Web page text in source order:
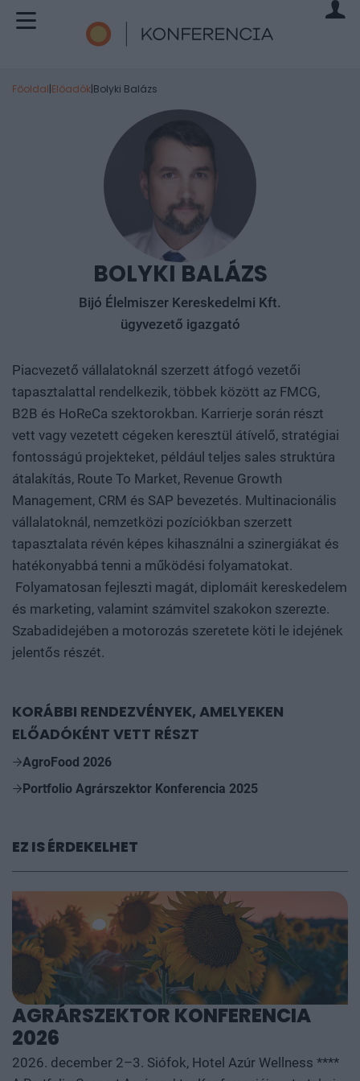
Főoldal|Előadók|Bolyki Balázs
BOLYKI BALÁZS
Bijó Élelmiszer Kereskedelmi Kft.
ügyvezető igazgató
Piacvezető vállalatoknál szerzett átfogó vezetői
tapasztalattal rendelkezik, többek között az FMCG,
B2B és HoReCa szektorokban. Karrierje során részt
vett vagy vezetett cégeken keresztül átívelő, stratégiai
fontosságú projekteket, például teljes sales struktúra
átalakítás, Route To Market, Revenue Growth
Management, CRM és SAP bevezetés. Multinacionális
vállalatoknál, nemzetközi pozíciókban szerzett
tapasztalata révén képes kihasználni a szinergiákat és
hatékonyabbá tenni a működési folyamatokat.
Folyamatosan fejleszti magát, diplomáit kereskedelem
és marketing, valamint számvitel szakokon szerezte.
Szabadidejében a motorozás szeretete köti le idejének
jelentős részét.
KORÁBBI RENDEZVÉNYEK, AMELYEKEN
ELŐADÓKÉNT VETT RÉSZT
AgroFood 2026
Portfolio Agrárszektor Konferencia 2025
EZ IS ÉRDEKELHET
AGRÁRSZEKTOR KONFERENCIA
2026
2026. december 2–3. Siófok, Hotel Azúr Wellness ****